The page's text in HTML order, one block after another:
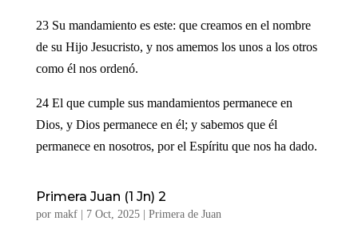
23 Su mandamiento es este: que creamos en el nombre
de su Hijo Jesucristo, y nos amemos los unos a los otros
como él nos ordenó.
24 El que cumple sus mandamientos permanece en
Dios, y Dios permanece en él; y sabemos que él
permanece en nosotros, por el Espíritu que nos ha dado.
Primera Juan (1 Jn) 2
por makf| 7 Oct, 2025| Primera de Juan